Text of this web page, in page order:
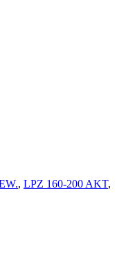
, LPZ 160-200 AKT,